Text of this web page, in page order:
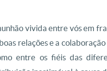
vivida entre vós em
relações e a
entre os fiéis das